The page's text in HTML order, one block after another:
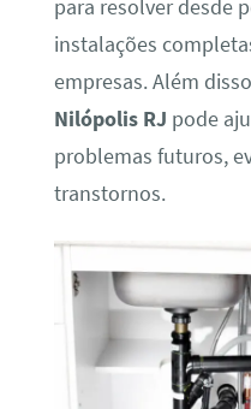
para resolver desde
instalações
empresas. Além
Nilópolis RJ pode
problemas futuros,
transtornos.